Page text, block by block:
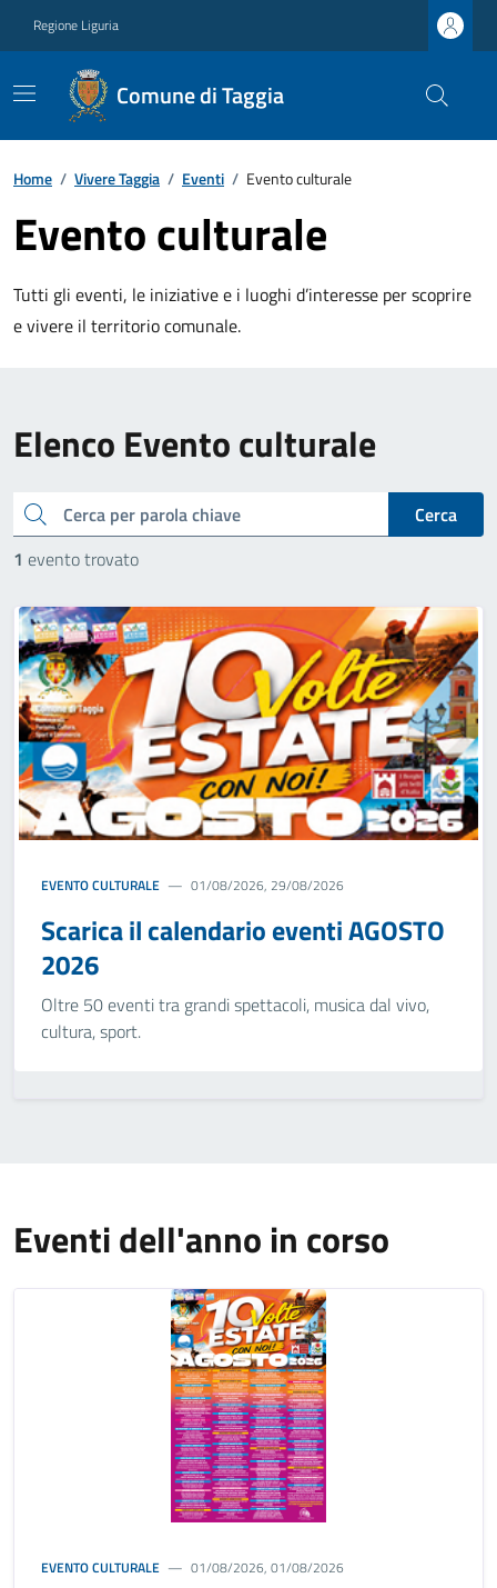
Regione Liguria
Comune di Taggia
Home / Vivere Taggia / Eventi / Evento culturale
Evento culturale
Tutti gli eventi, le iniziative e i luoghi d’interesse per scoprire
e vivere il territorio comunale.
Elenco Evento culturale
cerca
Cerca
1 evento trovato
EVENTO CULTURALE 01/08/2026, 29/08/2026
Scarica il calendario eventi AGOSTO
2026
Oltre 50 eventi tra grandi spettacoli, musica dal vivo,
cultura, sport.
Eventi dell'anno in corso
EVENTO CULTURALE 01/08/2026, 01/08/2026